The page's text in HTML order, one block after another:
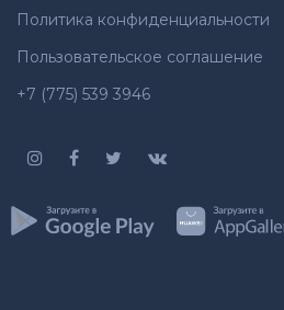
Политика конфиденциальности
Пользовательское соглашение
+7 (775) 539 3946